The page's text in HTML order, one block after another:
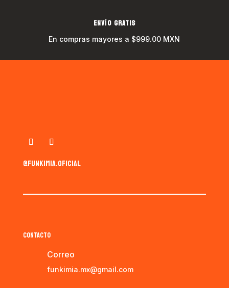
ENVÍO GRATIS
En compras mayores a $999.00 MXN
@funkimia.oficial
CONTACTO
Correo
funkimia.mx@gmail.com